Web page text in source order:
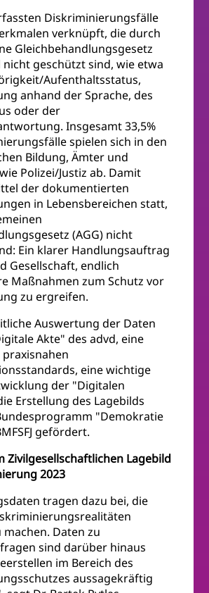
Diskriminierungsfälle
verknüpft, die durch
Gleichbehandlungsgesetz
nicht geschützt sind, wie etwa
Aufenthaltsstatus,
anhand der Sprache, des
oder der
Insgesamt 33,5%
spielen sich in den
Bildung, Ämter und
Polizei/Justiz ab. Damit
der dokumentierten
in Lebensbereichen statt,
(AGG) nicht
Ein klarer Handlungsauftrag
Gesellschaft, endlich
Maßnahmen zum Schutz vor
zu ergreifen.
Auswertung der Daten
Akte" des advd, eine
eine wichtige
der "Digitalen
Erstellung des Lagebilds
"Demokratie
gefördert.
Zivilgesellschaftlichen Lagebild
2023
tragen dazu bei, die
Daten zu
sind darüber hinaus
im Bereich des
aussagekräftig